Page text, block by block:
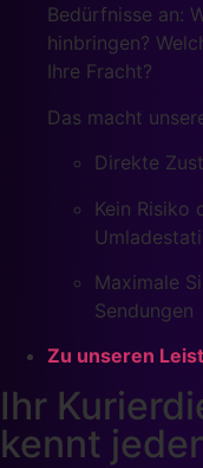
Bedürfnisse an:
hinbringen?
Ihre Fracht?
Das macht
Direkte
Kein Risiko
Maximale
Sendungen
Zu unseren
Ihr
kennt